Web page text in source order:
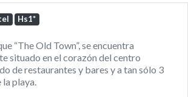
Hs1*
“The Old Town”, se encuentra
situado en el corazón del centro
de restaurantes y bares y a tan sólo 3
la playa.